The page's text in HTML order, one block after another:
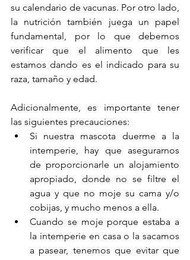
su calendario de vacunas. Por otro lado,
la nutrición también juega un papel
fundamental, por lo que debemos
verificar que el alimento que les
estamos dando es el indicado para su
raza, tamaño y edad.
Adicionalmente, es importante tener
las siguientes precauciones:
Si nuestra mascota duerme a la
intemperie, hay que asegurarnos
de proporcionarle un alojamiento
apropiado, donde no se filtre el
agua y que no moje su cama y/o
cobijas, y mucho menos a ella.
Cuando se moje porque estaba a
la intemperie en casa o la sacamos
a pasear, tenemos que evitar que